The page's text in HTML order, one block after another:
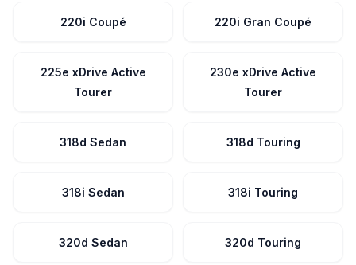
220i Coupé 220i Gran Coupé
225e xDrive Active
Tourer
230e xDrive Active
Tourer
318d Sedan 318d Touring
318i Sedan 318i Touring
320d Sedan 320d Touring